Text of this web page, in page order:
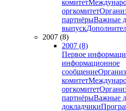
комитет
оргкомитет
партнёрыВажные
выпуск
2007 (8)
2007 (8)
Первое
информационное
сообщение
комитет
оргкомитет
партнёрыВажные
докладчики